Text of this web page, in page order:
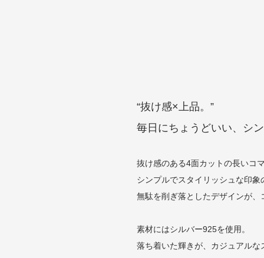
“抜け感×上品。”
毎日にちょうどいい、シ
抜け感のある4面カットの長いコ
シンプルでスタイリッシュな印
無駄を削ぎ落としたデザインが
素材にはシルバー925を使用。
落ち着いた輝きが、カジュアル